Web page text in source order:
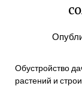
Обустройство
растений и